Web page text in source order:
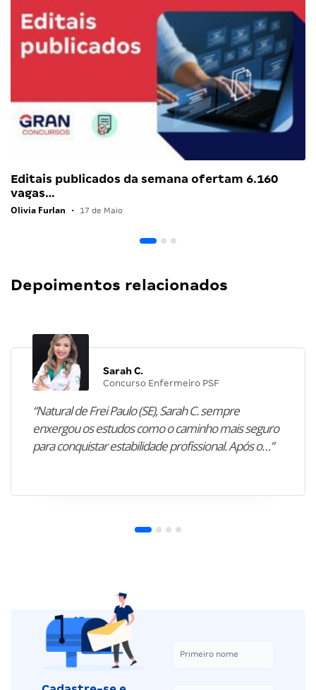
Editais publicados da semana ofertam 6.160
vagas…
Olivia Furlan • 17 de Maio
Depoimentos relacionados
Sarah C.
Concurso Enfermeiro PSF
“Natural de Frei Paulo (SE), Sarah C. sempre
enxergou os estudos como o caminho mais seguro
para conquistar estabilidade profissional. Após o…”